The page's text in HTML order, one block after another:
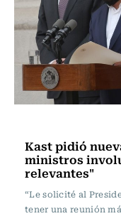
Kast pidió
ministros
relevantes"
“Le solicité al
tener una reunión